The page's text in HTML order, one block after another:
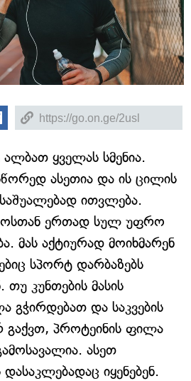
ალბათ ყველას სმენია.
ასეთია და ის ცილის
ითვლება.
ერთად სულ უფრო
მას აქტიურად მოიხმარენ
სპორტ დარბაზებს
კუნთების მასის
გჭირდებათ და საკვების
პროტეინის ფილა
ასეთ
იყენებენ.